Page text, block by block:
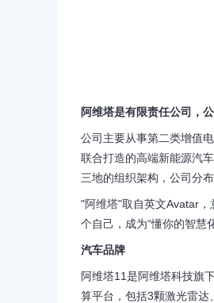
阿维塔是有限责任公司，
公司主要从事第二类增值
联合打造的高端新能源汽
三地的组织架构，公司分
"阿维塔"取自英文Avatar，
个自己，成为“懂你的智慧化
汽车品牌
阿维塔11是阿维塔科技旗
算平台，包括3颗激光雷达